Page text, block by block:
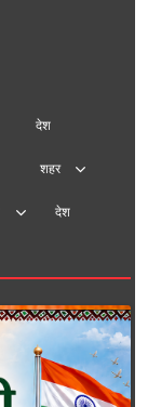
देश
शहर
देश